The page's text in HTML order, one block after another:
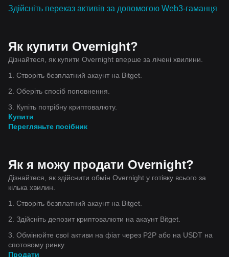
Здійсніть переказ активів за допомогою Web3-гаманця
Як купити Overnight?
Дізнайтеся, як купити Overnight вперше за лічені хвилини.
1. Створіть безплатний акаунт на Bitget.
2. Оберіть спосіб поповнення.
3. Купіть потрібну криптовалюту.
Купити
Перегляньте посібник
Як я можу продати Overnight?
Дізнайтеся, як здійснити обмін Overnight у готівку всього за
кілька хвилин.
1. Створіть безплатний акаунт на Bitget.
2. Здійсніть депозит криптовалюти на акаунт Bitget.
3. Обмінюйте свої активи на фіат через P2P або на USDT на
спотовому ринку.
Продати